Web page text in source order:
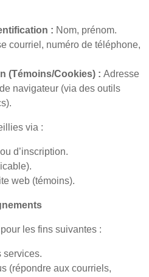
: Nom, prénom.
courriel, numéro de téléphone,
(Témoins/Cookies) : Adresse
navigateur (via des outils
via :
d’inscription.
web (témoins).
les fins suivantes :
services.
(répondre aux courriels,